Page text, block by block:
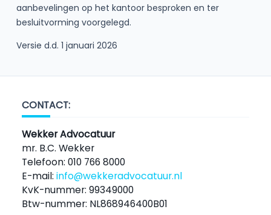
aanbevelingen op het kantoor besproken en ter
besluitvorming voorgelegd.
Versie d.d. 1 januari 2026
CONTACT:
Wekker Advocatuur
mr. B.C. Wekker
Telefoon: 010 766 8000
E-mail: info@wekkeradvocatuur.nl
KvK-nummer: 99349000
Btw-nummer: NL868946400B01